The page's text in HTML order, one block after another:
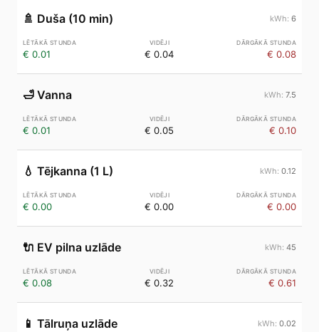
🚿 Duša (10 min) 6
€ 0.01 € 0.04 € 0.08
🛁 Vanna 7.5
€ 0.01 € 0.05 € 0.10
💧 Tējkanna (1 L) 0.12
€ 0.00 € 0.00 € 0.00
🔌 EV pilna uzlāde 45
€ 0.08 € 0.32 € 0.61
📱 Tālruņa uzlāde 0.02